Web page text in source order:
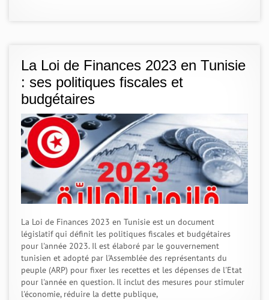
La Loi de Finances 2023 en Tunisie
: ses politiques fiscales et
budgétaires
La Loi de Finances 2023 en Tunisie est un document
législatif qui définit les politiques fiscales et budgétaires
pour l'année 2023. Il est élaboré par le gouvernement
tunisien et adopté par l'Assemblée des représentants du
peuple (ARP) pour fixer les recettes et les dépenses de l'Etat
pour l'année en question. Il inclut des mesures pour stimuler
l'économie, réduire la dette publique,